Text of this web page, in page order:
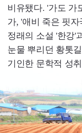
비유됐다. '가도 가
가, '애비 죽은 핏
정래의 소설 '한강'
눈물 뿌리던 황톳
기인한 문학적 성